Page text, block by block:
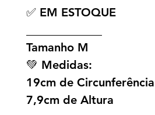
✅ EM ESTOQUE
Tamanho M
💚 Medidas:
19cm de Circunferência
7,9cm de Altura